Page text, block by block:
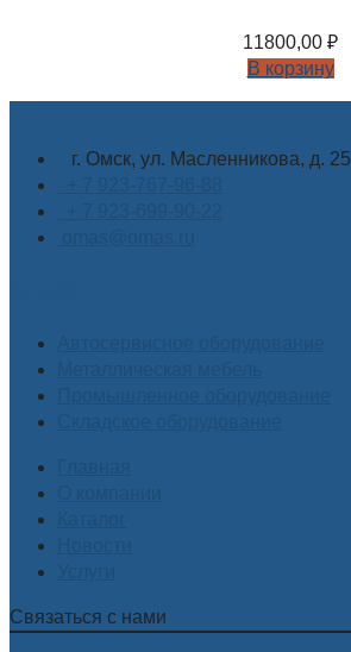
11800,00 ₽
В корзину
г. Омск, ул. Масленникова, д. 25
Связаться с нами